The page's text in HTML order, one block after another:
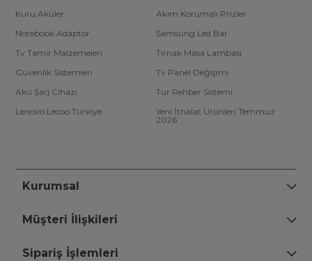
Kuru Aküler
Akım Korumalı Prizler
Notebook Adaptör
Samsung Led Bar
Tv Tamir Malzemeleri
Tırnak Masa Lambası
Güvenlik Sistemleri
Tv Panel Değişimi
Akü Şarj Cihazı
Tur Rehber Sistemi
Lenovo Lecoo Türkiye
Yeni İthalat Ürünleri Temmuz
2026
Kurumsal
Müşteri İlişkileri
Sipariş İşlemleri